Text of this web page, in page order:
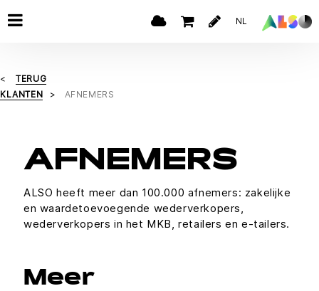
NL
TERUG
KLANTEN
AFNEMERS
AFNEMERS
ALSO heeft meer dan 100.000 afnemers: zakelijke
en waardetoevoegende wederverkopers,
wederverkopers in het MKB, retailers en e-tailers.
Meer